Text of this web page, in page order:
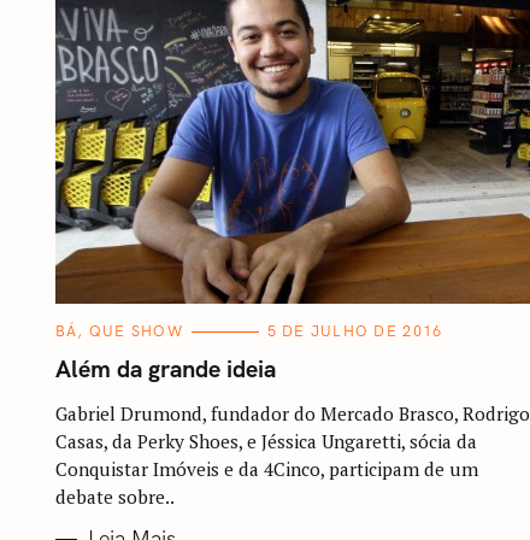
C
T
E
O
R
I
S
BÁ, QUE SHOW 5 DE JULHO DE 2016
Além da grande ideia
Gabriel Drumond, fundador do Mercado Brasco, Rodrigo
Casas, da Perky Shoes, e Jéssica Ungaretti, sócia da
Conquistar Imóveis e da 4Cinco, participam de um
debate sobre..